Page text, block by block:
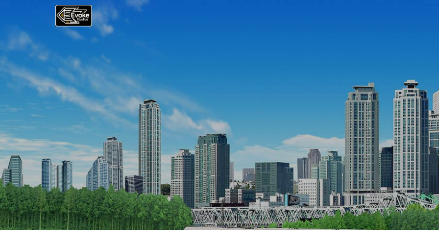
首頁
最新資訊
服務介紹
設計相關
網站小知識
案例分享
聯絡我們